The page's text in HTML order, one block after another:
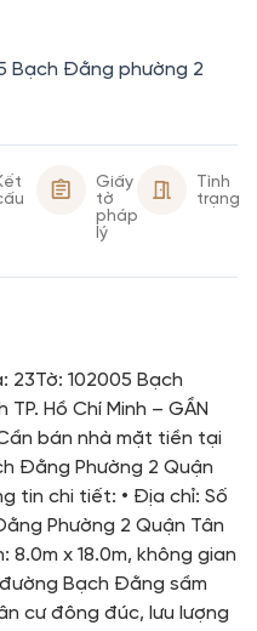
Bạch Đằng phường 2
Giấy
tờ
pháp
lý
Tình
trạng
23Tờ: 102005 Bạch
Hồ Chí Minh – GẦN
bán nhà mặt tiền tại
Đằng Phường 2 Quận
tin chi tiết: • Địa chỉ: Số
Phường 2 Quận Tân
8.0m x 18.0m, không gian
Bạch Đằng sầm
cư đông đúc, lưu lượng